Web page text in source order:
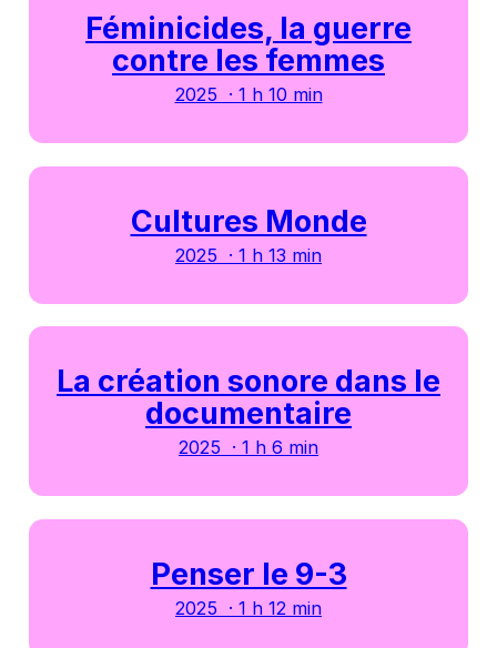
Féminicides, la guerre
contre les femmes
2025 · 1 h 10 min
Cultures Monde
2025 · 1 h 13 min
La création sonore dans le
documentaire
2025 · 1 h 6 min
Penser le 9-3
2025 · 1 h 12 min